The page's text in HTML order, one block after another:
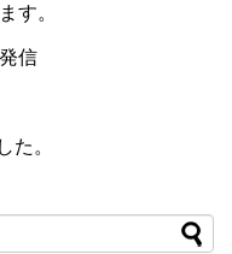
す。
信
た。